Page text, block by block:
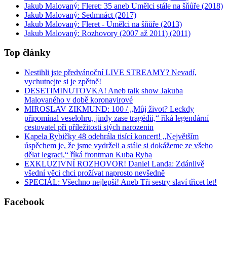
Jakub Malovaný: Fleret: 35 aneb Umělci stále na šňůře (2018)
Jakub Malovaný: Sedmnáct (2017)
Jakub Malovaný: Fleret - Umělci na šňůře (2013)
Jakub Malovaný: Rozhovory (2007 až 2011) (2011)
Top články
Nestihli jste předvánoční LIVE STREAMY? Nevadí,
vychutnejte si je zpětně!
DESETIMINUTOVKA! Aneb talk show Jakuba
Malovaného v době koronavirové
MIROSLAV ZIKMUND: 100 / „Můj život? Leckdy
připomínal veselohru, jindy zase tragédii,“ říká legendární
cestovatel při příležitosti stých narozenin
Kapela Rybičky 48 odehrála tisící koncert! „Největším
úspěchem je, že jsme vydrželi a stále si dokážeme ze všeho
dělat legraci,“ říká frontman Kuba Ryba
EXKLUZIVNÍ ROZHOVOR! Daniel Landa: Zdánlivě
všední věci chci prožívat naprosto nevšedně
SPECIÁL: Všechno nejlepší! Aneb Tři sestry slaví třicet let!
Facebook